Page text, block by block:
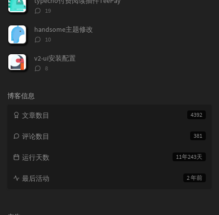
评
数：
19
handsome主题修改
评
数：
10
v2-ui安装配置
评
8
博客信息
4392
文章数目
381
评论数目
11年243天
运行天数
2 年前
最后活动